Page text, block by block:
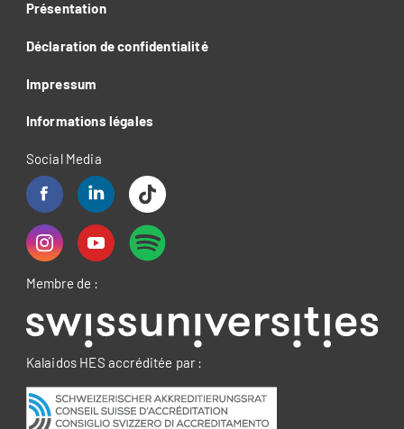
Présentation
Déclaration de confidentialité
Impressum
Informations légales
Social Media
Membre de :
Kalaidos HES accréditée par :